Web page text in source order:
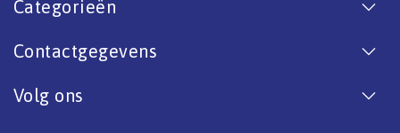
Categorieën
Contactgegevens
Volg ons